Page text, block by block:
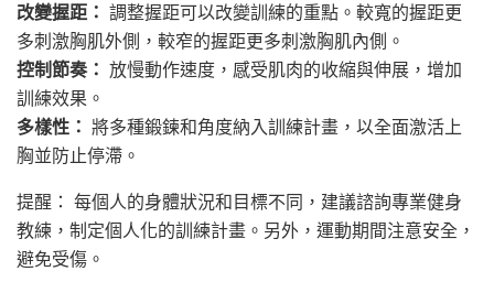
改變握距： 調整握距可以改變訓練的重點。較寬的握距更
多刺激胸肌外側，較窄的握距更多刺激胸肌內側。
控制節奏： 放慢動作速度，感受肌肉的收縮與伸展，增加
訓練效果。
多樣性： 將多種鍛鍊和角度納入訓練計畫，以全面激活上
胸並防止停滯。
提醒： 每個人的身體狀況和目標不同，建議諮詢專業健身
教練，制定個人化的訓練計畫。另外，運動期間注意安全，
避免受傷。